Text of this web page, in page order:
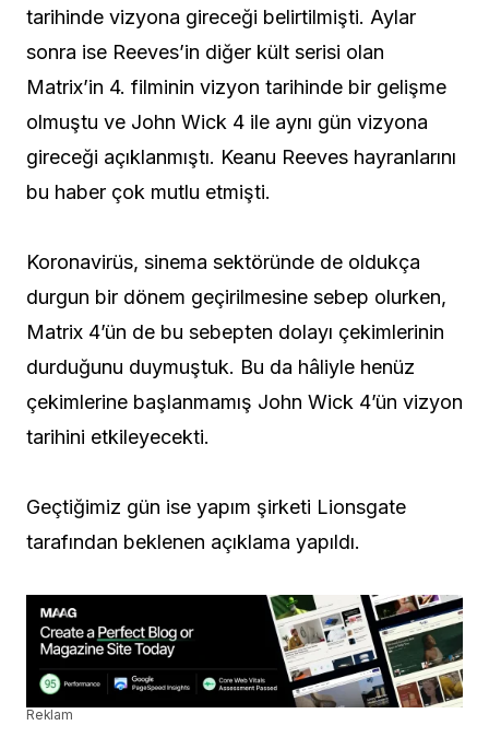
tarihinde vizyona gireceği belirtilmişti. Aylar
sonra ise Reeves’in diğer kült serisi olan
Matrix’in 4. filminin vizyon tarihinde bir gelişme
olmuştu ve John Wick 4 ile aynı gün vizyona
gireceği açıklanmıştı. Keanu Reeves hayranlarını
bu haber çok mutlu etmişti.
Koronavirüs, sinema sektöründe de oldukça
durgun bir dönem geçirilmesine sebep olurken,
Matrix 4’ün de bu sebepten dolayı çekimlerinin
durduğunu duymuştuk. Bu da hâliyle henüz
çekimlerine başlanmamış John Wick 4’ün vizyon
tarihini etkileyecekti.
Geçtiğimiz gün ise yapım şirketi Lionsgate
tarafından beklenen açıklama yapıldı.
Reklam